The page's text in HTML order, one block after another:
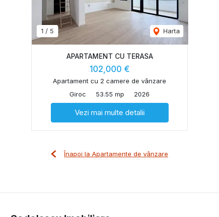
1 / 5 Harta
APARTAMENT CU TERASA
102,000 €
Apartament cu 2 camere de vânzare
Giroc
53.55 mp 2026
Vezi mai multe detalii
Înapoi la Apartamente de vânzare